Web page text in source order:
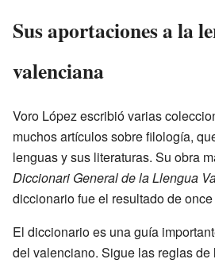
Sus aportaciones a la
valenciana
Voro López escribió varias
muchos artículos sobre filología,
lenguas y sus literaturas. Su obra
Diccionari General de la Llengua
diccionario fue el resultado de
El diccionario es una guía
del valenciano. Sigue las reglas